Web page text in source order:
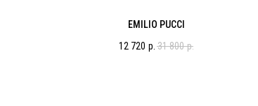
EMILIO PUCCI
12 720 р. 31 800 р.